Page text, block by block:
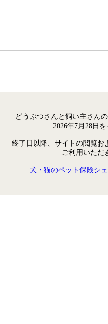
どうぶつさんと飼い主さん
2026年7月28日
終了日以降、サイトの閲覧お
ご利用いただ
犬・猫のペット保険シ